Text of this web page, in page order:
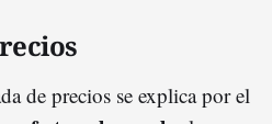
de precios se explica por el